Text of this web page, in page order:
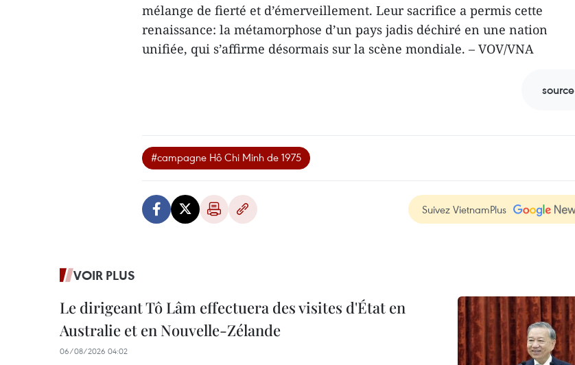
mélange de fierté et d’émerveillement. Leur sacrifice a permis cette
renaissance: la métamorphose d’un pays jadis déchiré en une nation
unifiée, qui s’affirme désormais sur la scène mondiale. – VOV/VNA
source
#campagne Hô Chi Minh de 1975
Suivez VietnamPlus
VOIR PLUS
Le dirigeant Tô Lâm effectuera des visites d'État en
Australie et en Nouvelle-Zélande
06/08/2026 04:02